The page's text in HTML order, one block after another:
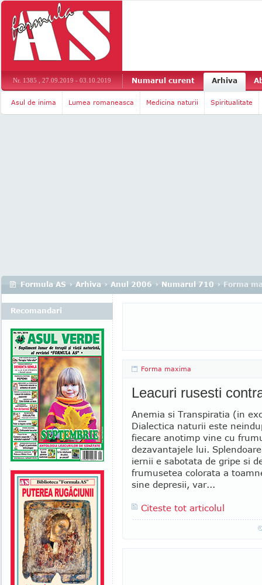
Nr. 1385 , 27.09.2019 - 03.10.2019 Numarul curent Arhiva
Asul de inima Lumea romaneasca Medicina naturii Spiritualitate
Formula AS › Arhiva › Anul 2006 › Numarul 710 › Forma
Forma maxima
Leacuri rusesti
Anemia si Transpiratia (in
Dialectica naturii este
fiecare anotimp vine cu
dezavantajele lui.
iernii e sabotata de gripe si
frumusetea colorata a
sine depresii, var...
Citeste tot articolul
Recomandari